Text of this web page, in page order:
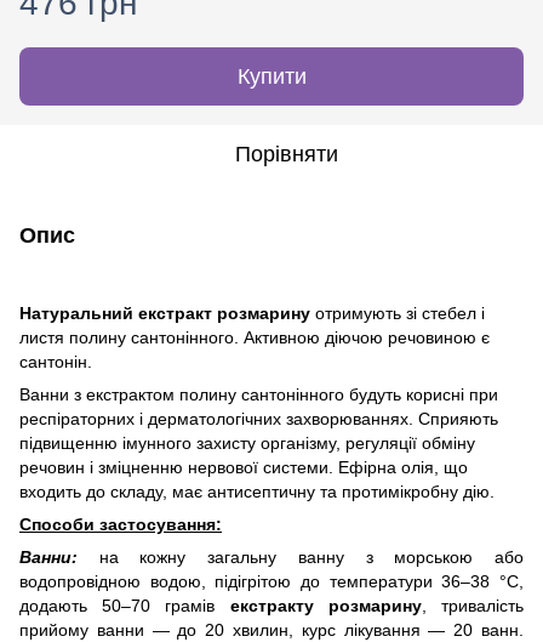
Купити
Порівняти
Опис
Натуральний екстракт розмарину отримують зі стебел і
листя полину сантонінного. Активною діючою речовиною є
сантонін.
Ванни з екстрактом полину сантонінного будуть корисні при
респіраторних і дерматологічних захворюваннях. Сприяють
підвищенню імунного захисту організму, регуляції обміну
речовин і зміцненню нервової системи. Ефірна олія, що
входить до складу, має антисептичну та протимікробну дію.
Способи застосування:
Ванни: на кожну загальну ванну з морською або
водопровідною водою, підігрітою до температури 36–38 °С,
додають 50–70 грамів екстракту розмарину, тривалість
прийому ванни — до 20 хвилин, курс лікування — 20 ванн.